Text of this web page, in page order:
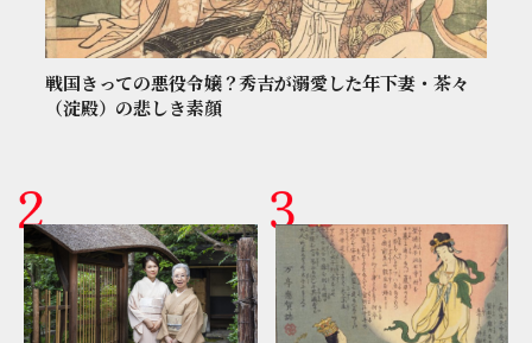
戦国きっての悪役令嬢？秀吉が溺愛した年下妻・茶々
（淀殿）の悲しき素顔